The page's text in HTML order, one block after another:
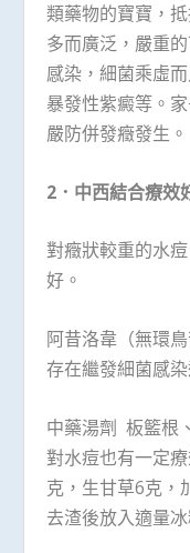
類藥物的寶寶，
多而廣泛，嚴重
感染，細菌乘虛
暴發性紫癜等。
嚴防併發癥發生。
2．中西結合療效
對癥狀較重的水
好。
阿昔洛韋（無環
存在繼發細菌感
中藥湯劑 板籃根
對水痘也有一定
克，生甘草6克，
去渣後放入適量